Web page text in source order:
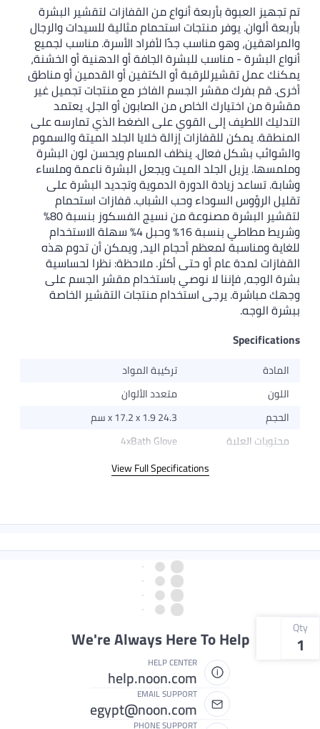
تم تجهيز العبوة بأربعة أنواع من القفازات لتقشير البشرة
بأربعة ألوان. يوفر منتجات استحمام مثالية للسيدات والرجال
والمراهقين، وهو مناسب جدًا لأفراد الأسرة. مناسب لجميع
أنواع البشرة - مناسب للبشرة الجافة أو الدهنية أو الخشنة،
يمكنك عمل تقشيرللرقبة أو الكتفين أو القدمين أو مناطق
أخرى. قم بفرك مقشر الجسم الفاخر مع منتجات تجميل غير
مقشرة من اختيارك الخاص من الصابون أو الجل. يعتمد
التدليك اللطيف إلى القوي على الضغط الذي تمارسه على
المنطقة. يمكن للقفازات إزالة خلايا الجلد الميتة والسموم
والشوائب بشكل فعال. ينظف المسام ويحسن لون البشرة
وملمسها. يزيل الجلد الميت ويجعل البشرة ناعمة وملساء
وشابة. تساعد زيادة الدورة الدموية وتجديد البشرة على
تقليل الرؤوس السوداء وحب الشباب. قفازات استحمام
لتقشير البشرة مصنوعة من نسيج الفسكوز بنسبة 80%
وشريط مطاطي بنسبة 16% وحبل 4% سهلة الاستخدام
للغاية ومناسبة لمعظم أحجام اليد، ويمكن أن تدوم هذه
القفازات لمدة عام أو حتى أكثر. ملاحظة: نظرا لحساسية
بشرة الوجه، فإننا لا نوصي باستخدام مقشر الجسم على
وجهك مباشرة. يرجى استخدام منتجات التقشير الخاصة
ببشرة الوجه.
Specifications
المادة
تركيبة المواد
اللون
متعدد الألوان
الحجم
24.3 x 17.2 x 1.9 سم
محتويات العلبة
4xBath Glove
View Full Specifications
Qty
1
We're Always Here To Help
HELP CENTER
help.noon.com
EMAIL SUPPORT
egypt@noon.com
PHONE SUPPORT